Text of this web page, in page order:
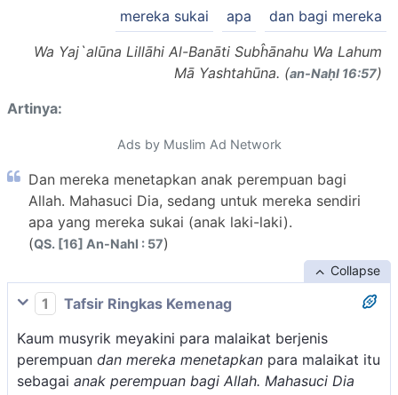
dan bagi mereka
apa
mereka sukai
Wa Yaj`alūna Lillāhi Al-Banāti Subĥānahu Wa Lahum
Mā Yashtahūna. (an-Naḥl 16:57)
Artinya:
Ads by Muslim Ad Network
Dan mereka menetapkan anak perempuan bagi
Allah. Mahasuci Dia, sedang untuk mereka sendiri
apa yang mereka sukai (anak laki-laki).
(QS. [16] An-Nahl : 57)
Collapse
1
Tafsir Ringkas Kemenag
Kaum musyrik meyakini para malaikat berjenis
perempuan dan mereka menetapkan para malaikat itu
sebagai anak perempuan bagi Allah. Mahasuci Dia